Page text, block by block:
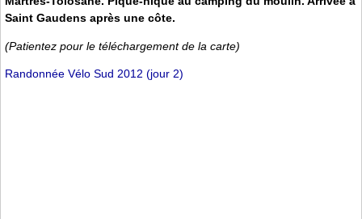
Saint Gaudens après une côte.
(Patientez pour le téléchargement de la carte)
Randonnée Vélo Sud 2012 (jour 2)